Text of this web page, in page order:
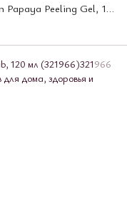
Ензимний пілінг-гель Сu Skin Dr.Solution Papaya Peeling Gel, 100 гр (225016)